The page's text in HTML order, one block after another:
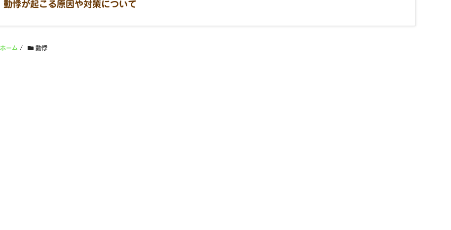
動悸が起こる原因や対策について
ホーム / 動悸